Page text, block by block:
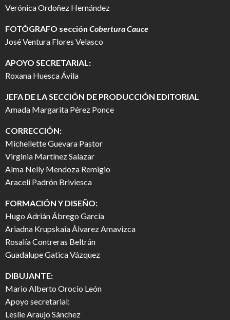
Verónica Ordoñez Hernández
FOTÓGRAFO sección Cobertura Cauce
José Ventura Flores Velasco
APOYO SECRETARIAL:
Roxana Huesca Ávila
JEFA DE LA SECCIÓN DE PRODUCCIÓN EDITORIAL
Amada Margarita Pérez Ponce
CORRECCIÓN:
Michellette Guevara Pastor
Virginia Martínez Salazar
Alma Nelly Mendoza Remigio
Araceli Padrón Briviesca
FORMACIÓN Y DISEÑO:
Hugo Adrián Ábrego García
Ariadna Krupskaia Álvarez Amavizca
Rosalía Contreras Beltrán
Guadalupe Gatica Vázquez
DIBUJANTE:
Mario Alberto Orocio León
Apoyo secretarial:
Leslie Araujo Sánchez